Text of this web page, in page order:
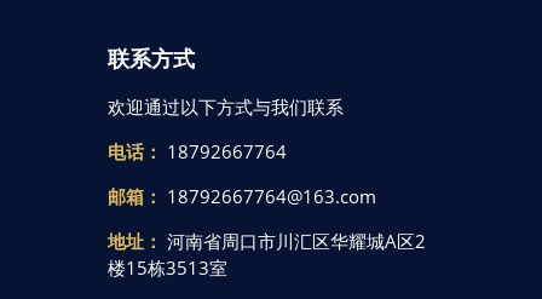
联系方式
欢迎通过以下方式与我们联系
电话： 18792667764
邮箱： 18792667764@163.com
地址： 河南省周口市川汇区华耀城A区2
楼15栋3513室